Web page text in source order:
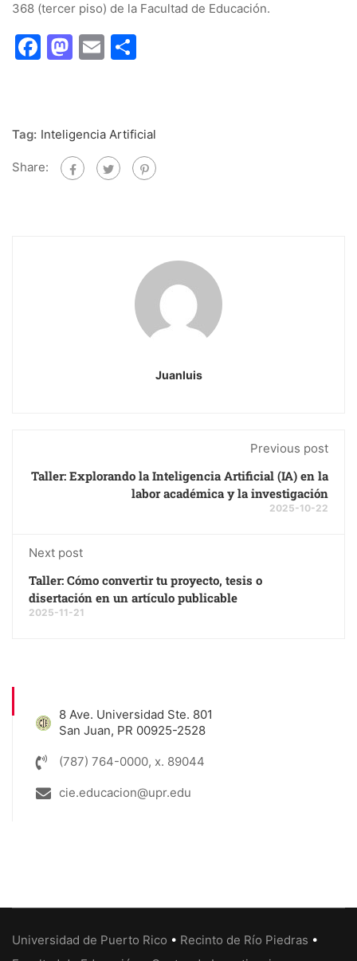
368 (tercer piso) de la Facultad de Educación.
Facebook
Mastodon
Email
Tag: Inteligencia Artificial
Share:
Juanluis
Previous post
Taller: Explorando la Inteligencia Artificial (IA) en la
labor académica y la investigación
2025-10-22
Next post
Taller: Cómo convertir tu proyecto, tesis o
disertación en un artículo publicable
2025-11-21
8 Ave. Universidad Ste. 801
San Juan, PR 00925-2528
(787) 764-0000, x. 89044
cie.educacion@upr.edu
Universidad de Puerto Rico • Recinto de Río Piedras •